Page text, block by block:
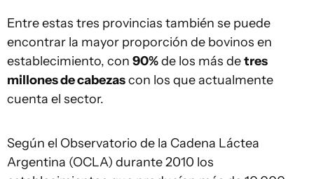
Entre estas tres provincias también se puede
encontrar la mayor proporción de bovinos en
establecimiento, con 90%de los más detres
millones de cabezascon los que actualmente
cuenta el sector.
Según el Observatorio de la Cadena Láctea
Argentina (OCLA) durante 2010 los